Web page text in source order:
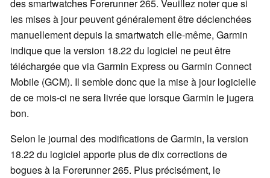
des smartwatches Forerunner 265. Veuillez noter que si
les mises à jour peuvent généralement être déclenchées
manuellement depuis la smartwatch elle-même, Garmin
indique que la version 18.22 du logiciel ne peut être
téléchargée que via Garmin Express ou Garmin Connect
Mobile (GCM). Il semble donc que la mise à jour logicielle
de ce mois-ci ne sera livrée que lorsque Garmin le jugera
bon.
Selon le journal des modifications de Garmin, la version
18.22 du logiciel apporte plus de dix corrections de
bogues à la Forerunner 265. Plus précisément, le